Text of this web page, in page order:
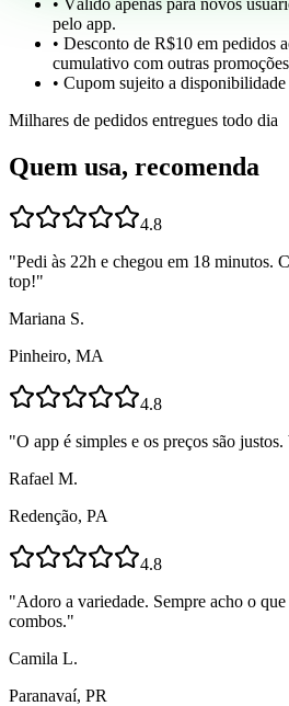
pelo app.
• Desconto de R$10 em pedidos
cumulativo com outras
• Cupom sujeito a disponibilidade
Milhares de pedidos entregues todo dia
Quem usa, recomenda
4.8
"Pedi às 22h e chegou em 18 minutos.
top!"
Mariana S.
Pinheiro, MA
4.8
"O app é simples e os preços são
Rafael M.
Redenção, PA
4.8
"Adoro a variedade. Sempre acho o
combos."
Camila L.
Paranavaí, PR